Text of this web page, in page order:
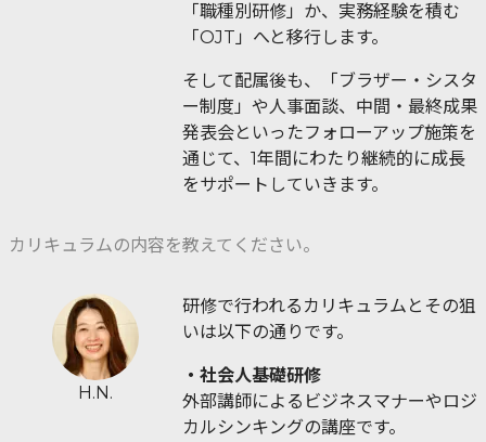
「職種別研修」か、実務経験を積む
「OJT」へと移行します。
そして配属後も、「ブラザー・シスタ
ー制度」や人事面談、中間・最終成果
発表会といったフォローアップ施策を
通じて、1年間にわたり継続的に成長
をサポートしていきます。
カリキュラムの内容を教えてください。
H.N.
研修で行われるカリキュラムとその狙
いは以下の通りです。
・社会人基礎研修
外部講師によるビジネスマナーやロジ
カルシンキングの講座です。